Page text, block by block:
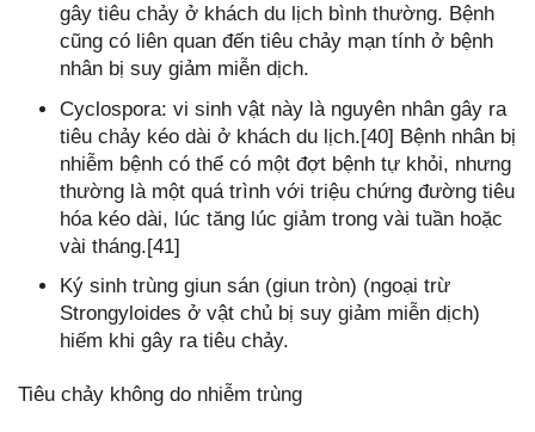
gây tiêu chảy ở khách du lịch bình thường. Bệnh
cũng có liên quan đến tiêu chảy mạn tính ở bệnh
nhân bị suy giảm miễn dịch.
Cyclospora: vi sinh vật này là nguyên nhân gây ra
tiêu chảy kéo dài ở khách du lịch.[40] Bệnh nhân bị
nhiễm bệnh có thể có một đợt bệnh tự khỏi, nhưng
thường là một quá trình với triệu chứng đường tiêu
hóa kéo dài, lúc tăng lúc giảm trong vài tuần hoặc
vài tháng.[41]
Ký sinh trùng giun sán (giun tròn) (ngoại trừ
Strongyloides ở vật chủ bị suy giảm miễn dịch)
hiếm khi gây ra tiêu chảy.
Tiêu chảy không do nhiễm trùng